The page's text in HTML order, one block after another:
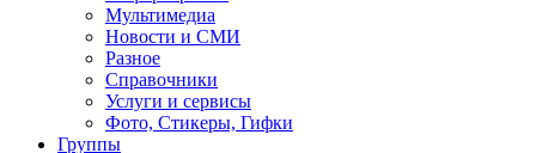
Мультимедиа
Новости и СМИ
Разное
Справочники
Услуги и сервисы
Фото, Стикеры, Гифки
Группы